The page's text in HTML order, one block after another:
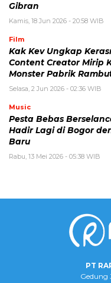
Gibran
Kamis, 18 Jun 2026 - 20:58 WIB
Film
Kak Kev Ungkap
Content Creator Mirip
Monster Pabrik
Selasa, 2 Jun 2026 - 02:36 WIB
Music
Pesta Bebas
Hadir Lagi di Bogor
Baru
Rabu, 13 Mei 2026 - 05:38 WIB
PT
Gedung